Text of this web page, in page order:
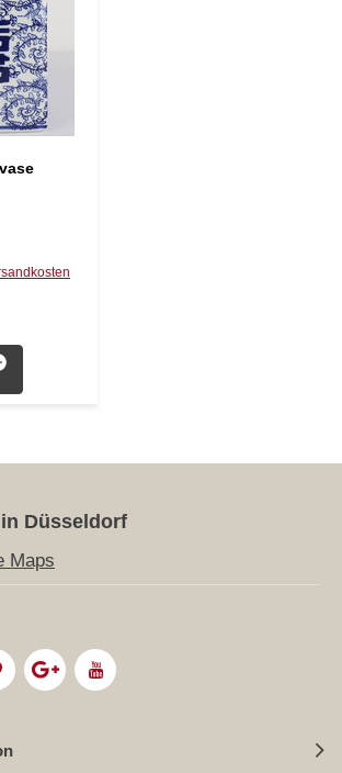
Düsseldorf
Maps